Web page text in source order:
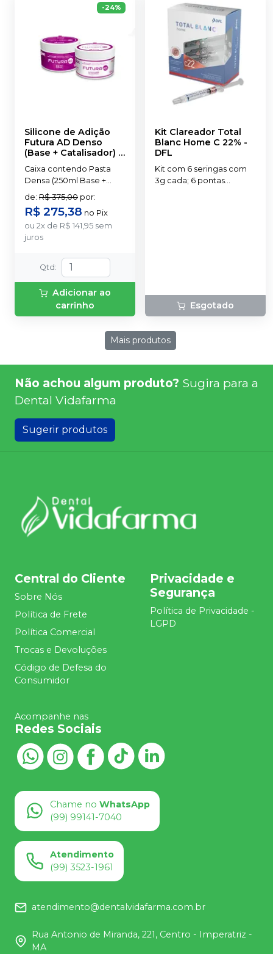
-24%
Silicone de Adição
Futura AD Denso
(Base + Catalisador) -
DFL
Caixa contendo Pasta
Densa (250ml Base +
250ml Catalisador).
de: R$ 375,00 por:
R$ 275,38 no Pix
ou 2x de R$ 141,95 sem
juros
Qtd :
Adicionar ao
carrinho
Kit Clareador Total
Blanc Home C 22% -
DFL
Kit com 6 seringas com
3g cada; 6 pontas
Esgotado
Mais produtos
Não achou algum produto? Sugira para a
Dental Vidafarma
Sugerir produtos
Central do Cliente
Sobre Nós
Política de Frete
Política Comercial
Trocas e Devoluções
Código de Defesa do
Consumidor
Privacidade e
Segurança
Política de Privacidade -
LGPD
Acompanhe nas
Redes Sociais
Chame no WhatsApp
(99) 99141-7040
Atendimento
(99) 3523-1961
atendimento@dentalvidafarma.com.br
Rua Antonio de Miranda, 221, Centro - Imperatriz -
MA